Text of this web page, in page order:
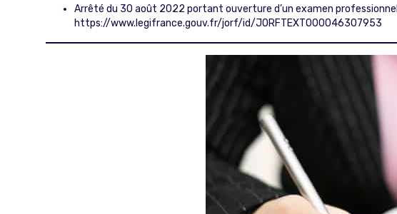
Arrêté du 30 août 2022 portant ouverture d’un examen
https://www.legifrance.gouv.fr/jorf/id/JORFTEXT000046307953